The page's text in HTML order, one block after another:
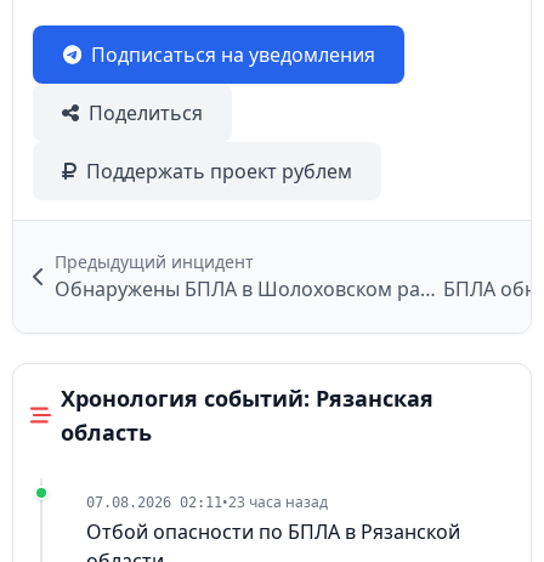
Подписаться на уведомления
Поделиться
Поддержать проект рублем
Предыдущий инцидент
Обнаружены БПЛА в Шолоховском районе
Хронология событий: Рязанская
область
07.08.2026 02:11•23 часа назад
Отбой опасности по БПЛА в Рязанской